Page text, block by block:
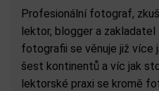
Profesionální fotograf,
lektor, blogger a
fotografii se věnuje již
šest kontinentů a víc jak
lektorské praxi se kromě